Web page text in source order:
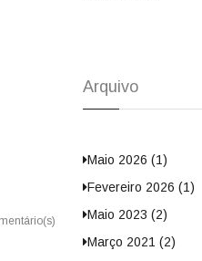
Arquivo
Maio 2026 (1)
Fevereiro 2026 (1)
Maio 2023 (2)
Março 2021 (2)